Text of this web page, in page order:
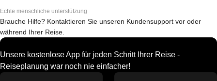
Echte menschliche unterstützung
Brauche Hilfe? Kontaktieren Sie unseren Kundensupport vor oder
während Ihrer Reise.
Unsere kostenlose App für jeden Schritt Ihrer Reise -
Reiseplanung war noch nie einfacher!